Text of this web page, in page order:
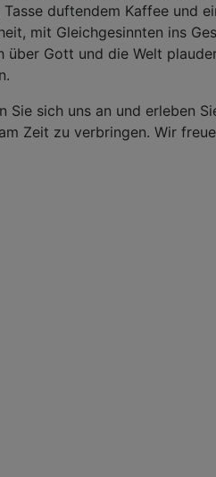
Tasse duftendem Kaffee und
mit Gleichgesinnten ins
über Gott und die Welt
Sie sich uns an und erleben
Zeit zu verbringen. Wir